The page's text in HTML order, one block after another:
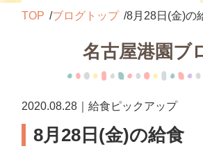
TOP ブログトップ 8月28日(金)の
名古屋港園ブ
2020.08.28｜給食ピックアップ
8月28日(金)の給食